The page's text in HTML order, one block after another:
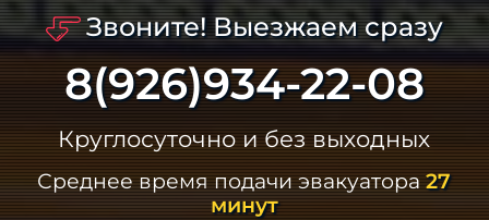
Звоните! Выезжаем сразу
8(926)934-22-08
Круглосуточно и без выходных
Среднее время подачи эвакуатора27
минут